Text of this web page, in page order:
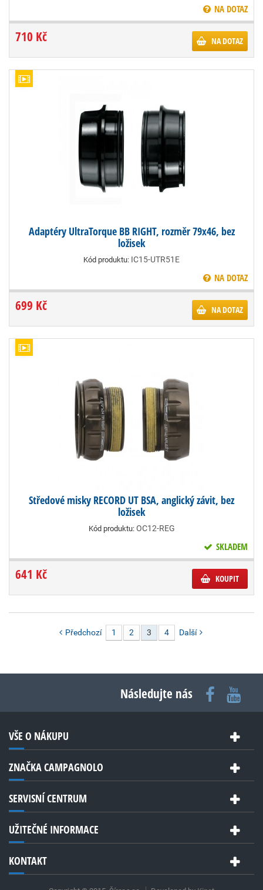
NA DOTAZ
710 Kč NA DOTAZ
Adaptéry UltraTorque BB RIGHT, rozměr 79x46, bez
ložisek
Kód produktu: IC15-UTR51E
NA DOTAZ
699 Kč NA DOTAZ
Středové misky RECORD UT BSA, anglický závit, bez
ložisek
Kód produktu: OC12-REG
SKLADEM
641 Kč KOUPIT
Předchozí 1 2 3 4 Další
Následujte nás
VŠE O NÁKUPU
ZNAČKA CAMPAGNOLO
SERVISNÍ CENTRUM
UŽITEČNÉ INFORMACE
KONTAKT